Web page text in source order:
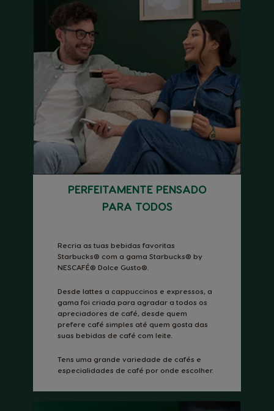
PERFEITAMENTE PENSADO
PARA TODOS
Recria as tuas bebidas favoritas
Starbucks® com a gama Starbucks® by
NESCAFÉ® Dolce Gusto®.
Desde lattes a cappuccinos e expressos, a
gama foi criada para agradar a todos os
apreciadores de café, desde quem
prefere café simples até quem gosta das
suas bebidas de café com leite.
Tens uma grande variedade de cafés e
especialidades de café por onde escolher.